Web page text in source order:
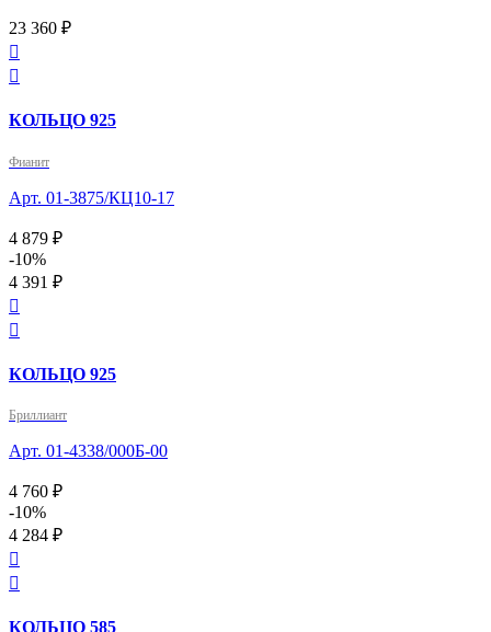
23 360 ₽


КОЛЬЦО 925
Фианит
Арт. 01-3875/КЦ10-17
4 879 ₽
-10%
4 391 ₽


КОЛЬЦО 925
Бриллиант
Арт. 01-4338/000Б-00
4 760 ₽
-10%
4 284 ₽


КОЛЬЦО 585